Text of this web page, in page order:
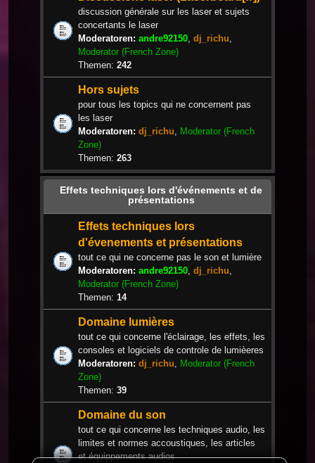
discussion générale sur les laser et sujets
concertants le laser
Moderatoren: andre92150 dj_richu
Moderator (French Zone)
Themen: 242
Hors sujets
pour tous les topics qui ne concernent pas
les laser
Moderatoren: dj_richu
Moderator (French
Zone)
Themen: 263
Effets techniques lors d'événements et de
présentations
Effets techniques lors
d'évenements et présentations
tout ce qui ne concerne pas le son et lumière
Moderatoren: andre92150 dj_richu
Moderator (French Zone)
Themen: 14
Domaine lumières
tout ce qui concerne l'éclairage, les effets, les
consoles et logiciels de controle de lumièeres
Moderatoren: dj_richu
Moderator (French
Zone)
Themen: 39
Domaine du son
tout ce qui concerne les techniques audio, les
limites et normes accoustiques, les articles
et équippements audios